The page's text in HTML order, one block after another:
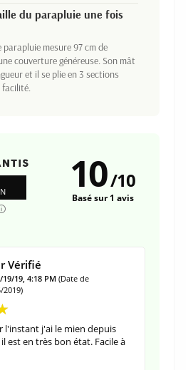
du parapluie une fois
mesure 97 cm de
couverture généreuse. Son mât
et il se plie en 3 sections
10/10
Basé sur 1 avis
Vérifié
19, 4:18 PM (Date de
2019)
l'instant j'ai le mien depuis
est en très bon état. Facile à